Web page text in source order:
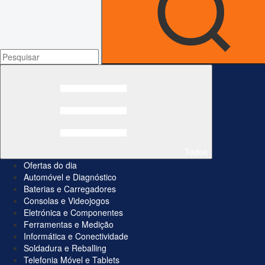
Ofertas do dia
Automóvel e Diagnóstico
Baterias e Carregadores
Consolas e Videojogos
Eletrónica e Componentes
Ferramentas e Medição
Informática e Conectividade
Soldadura e Reballing
Telefonia Móvel e Tablets